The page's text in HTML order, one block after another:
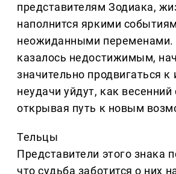
представителям Зодиака,
наполнится яркими
неожиданными переменами.
казалось недостижимым,
значительно продвигаться
неудачи уйдут, как весенний
открывая путь к новым
Тельцы
Представители этого знака
что судьба заботится о них